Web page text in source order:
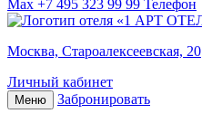
Max +7 495 323 99 99 Телефон
Москва, Староалексеевская, 20
Личный кабинет
Меню Забронировать